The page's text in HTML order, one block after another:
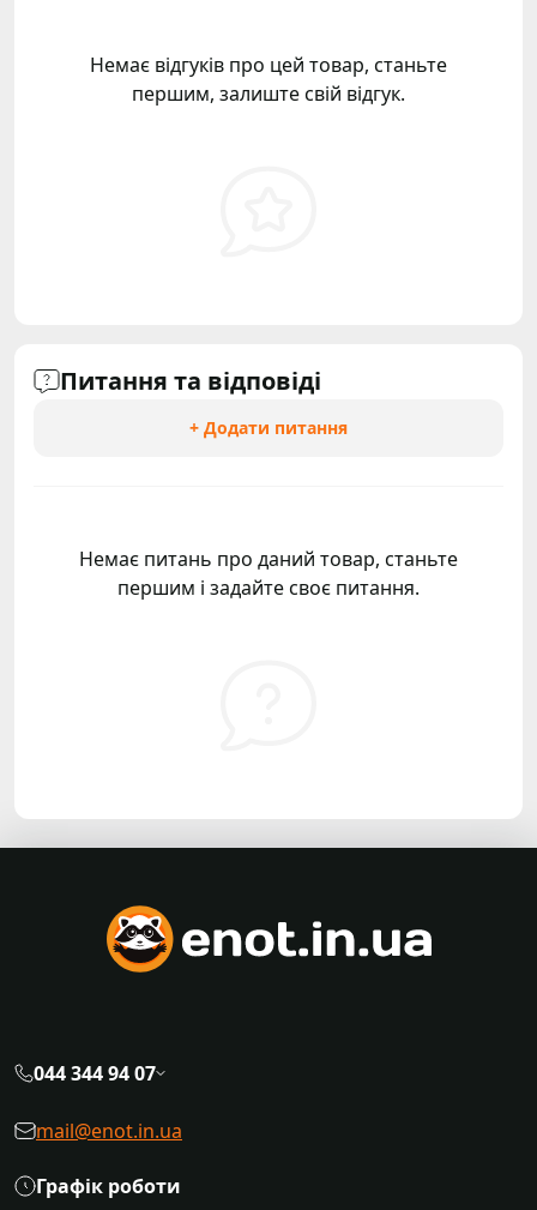
Немає відгуків про цей товар, станьте
першим, залиште свій відгук.
Питання та відповіді
+ Додати питання
Немає питань про даний товар, станьте
першим і задайте своє питання.
044 344 94 07
mail@enot.in.ua
Графік роботи